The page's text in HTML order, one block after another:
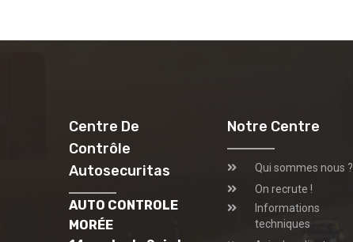
Centre De
Contrôle
Autosecuritas
AUTO CONTROLE
MORÉE
Notre Centre
Qui sommes nous ?
On recrute !
Informations
techniques